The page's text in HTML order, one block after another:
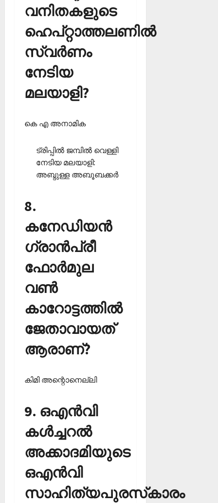
വനിതകളുടെ
ഹെപ്റ്റാത്തലണില്‍
സ്വര്‍ണം
നേടിയ
മലയാളി?
കെ എ അനാമിക
ട്രിപ്പില്‍ ജമ്പില്‍ വെള്ളി
നേടിയ മലയാളി:
അബ്ദുള്ള അബൂബക്കര്‍
8.
കനേഡിയന്‍
ഗ്രാന്‍പ്രീ
ഫോര്‍മുല
വണ്‍
കാറോട്ടത്തില്‍
ജേതാവായത്
ആരാണ്?
കിമി അന്റൊനെല്ലി
9. ഒഎന്‍വി
കള്‍ച്ചറല്‍
അക്കാദമിയുടെ
ഒഎന്‍വി
സാഹിത്യപുരസ്‌കാരം